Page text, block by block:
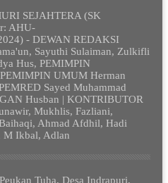
SEJAHTERA (SK
AHU-
- DEWAN REDAKSI
Sayuthi Sulaiman, Zulkifli
Hus, PEMIMPIN
UMUM Herman
Sayed Muhammad
Husban | KONTRIBUTOR
Mukhlis, Fazliani,
Ahmad Afdhil, Hadi
M Ikbal, Adlan
Tuha, Desa Indrapuri,